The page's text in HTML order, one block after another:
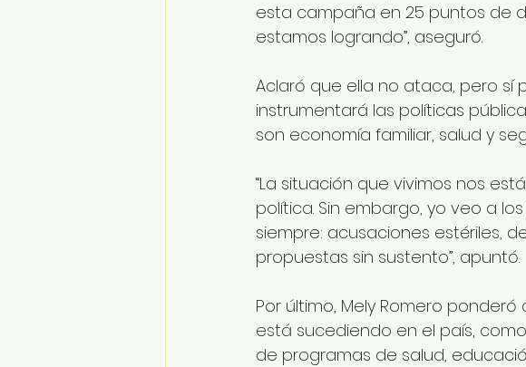
esta campaña en 25 puntos de
estamos logrando”, aseguró.
Aclaró que ella no ataca, pero
instrumentará las políticas
son economía familiar, salud y
“La situación que vivimos nos
política. Sin embargo, yo veo a
siempre: acusaciones estériles,
propuestas sin sustento”, apuntó.
Por último, Mely Romero
está sucediendo en el país,
de programas de salud,